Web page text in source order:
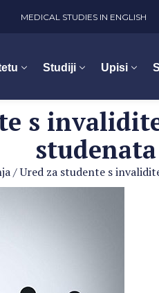
MEDICAL STUDIES IN ENGLISH
Studiji Upisi
s
/Ured za studente s